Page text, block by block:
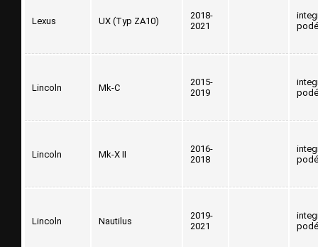
Lexus UX (Typ ZA10)
2018-
2021
Lincoln Mk-C
2015-
2019
Lincoln Mk-X II
2016-
2018
Lincoln Nautilus
2019-
2021